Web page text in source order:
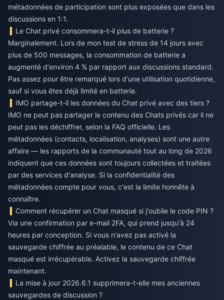
métadonnées de participation sont plus exposées que dans les
discussions en 1:1.
Le Chat privé consommera-t-il plus de batterie ?
Marginalement. Lors de mon test de stress de 14 jours avec
plus de 500 messages, la consommation de batterie a
augmenté d'environ 4 % par rapport aux discussions standard.
Pas assez pour être remarqué lors d'une utilisation quotidienne,
sauf si vous êtes déjà limité en batterie.
IMO partage-t-il les données du Chat privé avec des tiers ?
IMO ne peut pas partager le contenu des Chats privés car il ne
peut pas les déchiffrer, selon la FAQ officielle. Les
métadonnées (contacts, localisation, analyses) sont une autre
affaire — les rapports de la communauté tout au long de 2026
indiquent que ces données sont toujours collectées et traitées
par des services d'analyse. Si la confidentialité des
métadonnées compte pour vous, c'est la limite honnête à
connaître.
Comment récupérer un Chat masqué si j'oublie le code PIN ?
Via une confirmation par e-mail 2FA, qui prend jusqu'à 24
heures par conception. Si vous n'avez pas activé la
sauvegarde chiffrée au préalable, le contenu de ce Chat
masqué est irrécupérable. Activez la sauvegarde chiffrée
maintenant.
La mise à jour 2026.6.1 supprimera-t-elle mes anciennes
sauvegardes de discussion ?